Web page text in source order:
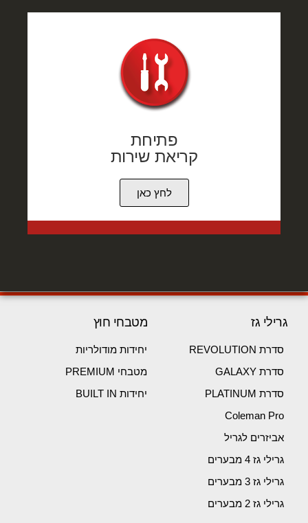
פתיחת
קריאת שירות
לחץ כאן
גרילי גז
סדרת REVOLUTION
סדרת GALAXY
סדרת PLATINUM
Coleman Pro
אביזרים לגריל
גרילי גז 4 מבערים
גרילי גז 3 מבערים
גרילי גז 2 מבערים
מטבחי חוץ
יחידות מודולריות
מטבחי PREMIUM
יחידות BUILT IN